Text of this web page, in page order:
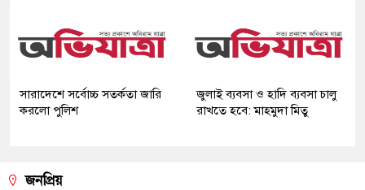
সারাদেশে সর্বোচ্চ সতর্কতা জারি
করলো পুলিশ
জুলাই ব্যবসা ও হাদি ব্যবসা চালু
রাখতে হবে: মাহমুদা মিতু
জনপ্রিয়